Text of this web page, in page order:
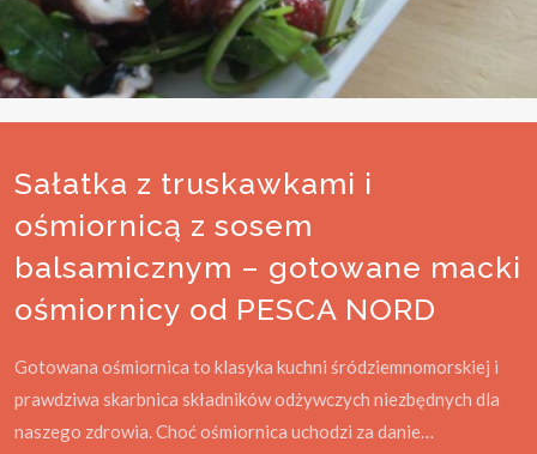
Sałatka z truskawkami i
ośmiornicą z sosem
balsamicznym – gotowane macki
ośmiornicy od PESCA NORD
Gotowana ośmiornica to klasyka kuchni śródziemnomorskiej i
prawdziwa skarbnica składników odżywczych niezbędnych dla
naszego zdrowia. Choć ośmiornica uchodzi za danie…